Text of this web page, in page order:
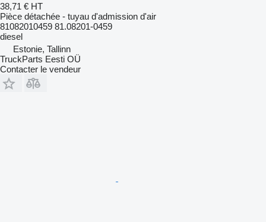
38,71 € HT
Pièce détachée - tuyau d'admission d'air
81082010459 81.08201-0459
diesel
Estonie, Tallinn
TruckParts Eesti OÜ
Contacter le vendeur